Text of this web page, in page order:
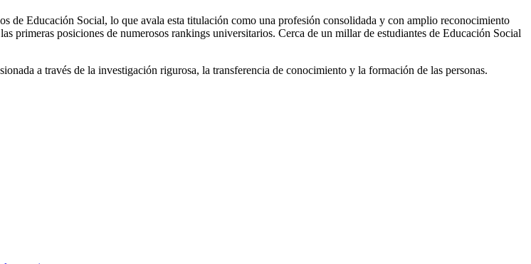
de Educación Social, lo que avala esta titulación como una profesión consolidada y con amplio reconocimiento
primeras posiciones de numerosos rankings universitarios. Cerca de un millar de estudiantes de Educación Social
a través de la investigación rigurosa, la transferencia de conocimiento y la formación de las personas.